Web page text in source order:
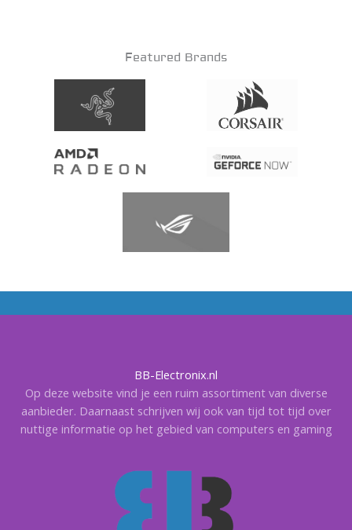
Featured Brands
BB-Electronix.nl
Op deze website vind je een ruim assortiment van diverse
aanbieder. Daarnaast schrijven wij ook van tijd tot tijd over
nuttige informatie op het gebied van computers en gaming